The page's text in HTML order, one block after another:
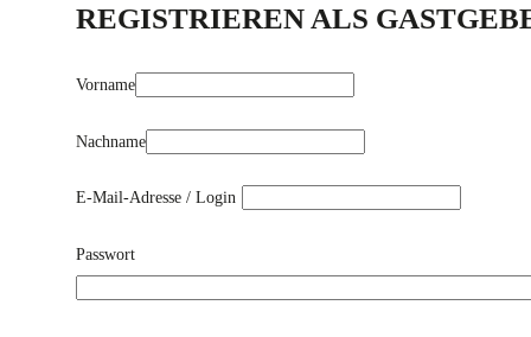
REGISTRIEREN ALS
Vorname
Nachname
E-Mail-Adresse / Login
Passwort